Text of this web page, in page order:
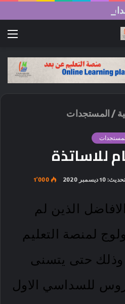
/ المستجدات
للاساتذة
10 ديسمبر 2020 1٬000
الذين لم
لمنصة التعليم
عن بعد MOODEL وذلك حتى يتسنى
للسداسي الاول